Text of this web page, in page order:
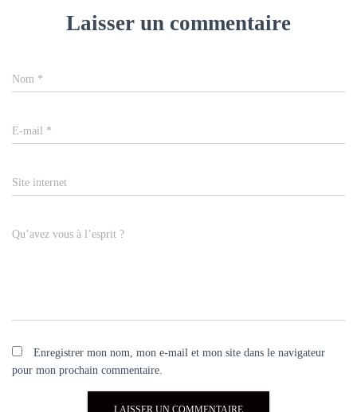
Laisser un commentaire
Nom *
E-mail *
Site internet
Qu’avez vous à l’esprit ?
Enregistrer mon nom, mon e-mail et mon site dans le navigateur
pour mon prochain commentaire.